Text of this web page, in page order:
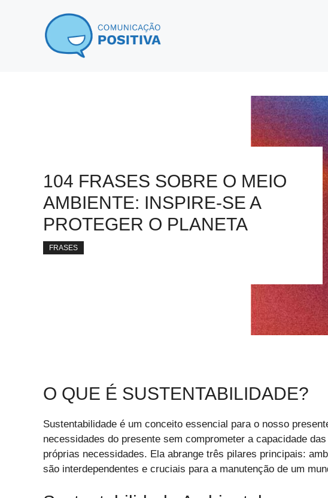
104 FRASES SOBRE O MEIO
AMBIENTE: INSPIRE-SE A
PROTEGER O PLANETA
FRASES
O QUE É SUSTENTABILIDADE?
Sustentabilidade é um conceito essencial para o nosso
necessidades do presente sem comprometer a capacidade
próprias necessidades. Ela abrange três pilares principais:
são interdependentes e cruciais para a manutenção de um